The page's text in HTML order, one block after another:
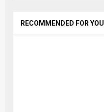
RECOMMENDED FOR YOU